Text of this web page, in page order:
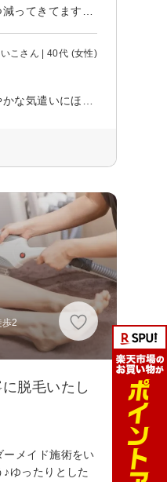
こさん | 40代 (女性)
歩2
脱毛いたし
ーメイド施術をい
ゆったりとした